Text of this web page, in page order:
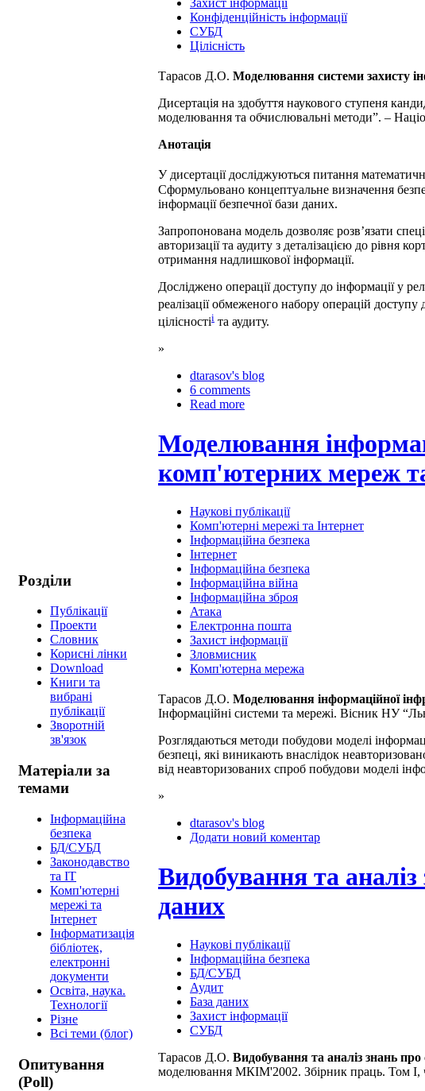
Розділи
Публікації
Проекти
Cловник
Корисні лінки
Download
Книги та
вибрані
публікації
Зворотній
зв'язок
Матеріали за
темами
Інформаційна
безпека
БД/СУБД
Законодавство
та ІТ
Комп'ютерні
мережі та
Інтернет
Інформатизація
бібліотек,
електронні
документи
Освіта, наука.
Технології
Різне
Всі теми (блог)
Опитування
(Poll)
Захист інформації
Конфіденційність інформації
СУБД
Цілісність
Тарасов Д.О. Моделювання системи захисту
Дисертація на здобуття наукового ступеня
моделювання та обчислювальні методи”. –
Анотація
У дисертації досліджуються питання
Сформульовано концептуальне визначення
інформації безпечної бази даних.
Запропонована модель дозволяє розв’язати
авторизації та аудиту з деталізацією до рівня
отримання надлишкової інформації.
Досліджено операції доступу до інформації у
реалізації обмеженого набору операцій
цілісностіi та аудиту.
»
dtarasov's blog
6 comments
Read more
Моделювання
комп'ютерних мереж
Наукові публікації
Комп'ютерні мережі та Інтернет
Інформаційна безпека
Інтернет
Інформаційна безпека
Інформаційна війна
Інформаційна зброя
Атака
Електронна пошта
Захист інформації
Зловмисник
Комп'ютерна мережа
Тарасов Д.О. Моделювання інформаційної
Інформаційні системи та мережі. Вісник НУ
Розглядаються методи побудови моделі
безпеці, які виникають внаслідок
від неавторизованих спроб побудови моделі
»
dtarasov's blog
Додати новий коментар
Видобування та
даних
Наукові публікації
Інформаційна безпека
БД/СУБД
Аудит
База даних
Захист інформації
СУБД
Тарасов Д.О. Видобування та аналіз знань про
моделювання МКІМ'2002. Збірник праць. Том I,